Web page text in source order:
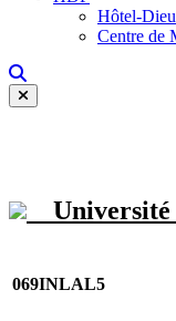
Hôtel-
Centre de
Université
069INLAL5